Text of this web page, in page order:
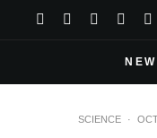
SCIENCE ·